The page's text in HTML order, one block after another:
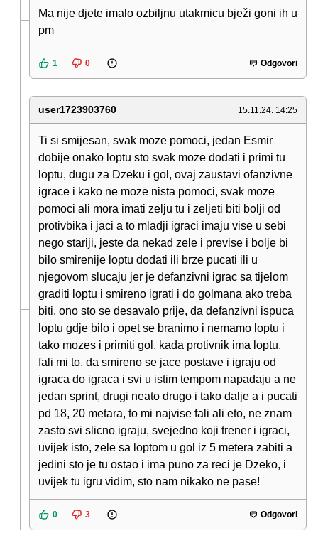
Ma nije djete imalo ozbiljnu utakmicu bježi goni ih u
pm
1 0 Odgovori
user1723903760 15.11.24. 14:25
Ti si smijesan, svak moze pomoci, jedan Esmir
dobije onako loptu sto svak moze dodati i primi tu
loptu, dugu za Dzeku i gol, ovaj zaustavi ofanzivne
igrace i kako ne moze nista pomoci, svak moze
pomoci ali mora imati zelju tu i zeljeti biti bolji od
protivbika i jaci a to mladji igraci imaju vise u sebi
nego stariji, jeste da nekad zele i previse i bolje bi
bilo smirenije loptu dodati ili brze pucati ili u
njegovom slucaju jer je defanzivni igrac sa tijelom
graditi loptu i smireno igrati i do golmana ako treba
biti, ono sto se desavalo prije, da defanzivni ispuca
loptu gdje bilo i opet se branimo i nemamo loptu i
tako mozes i primiti gol, kada protivnik ima loptu,
fali mi to, da smireno se jace postave i igraju od
igraca do igraca i svi u istim tempom napadaju a ne
jedan sprint, drugi neato drugo i tako dalje a i pucati
pd 18, 20 metara, to mi najvise fali ali eto, ne znam
zasto svi slicno igraju, svejedno koji trener i igraci,
uvijek isto, zele sa loptom u gol iz 5 metera zabiti a
jedini sto je tu ostao i ima puno za reci je Dzeko, i
uvijek tu igru vidim, sto nam nikako ne pase!
0 3 Odgovori